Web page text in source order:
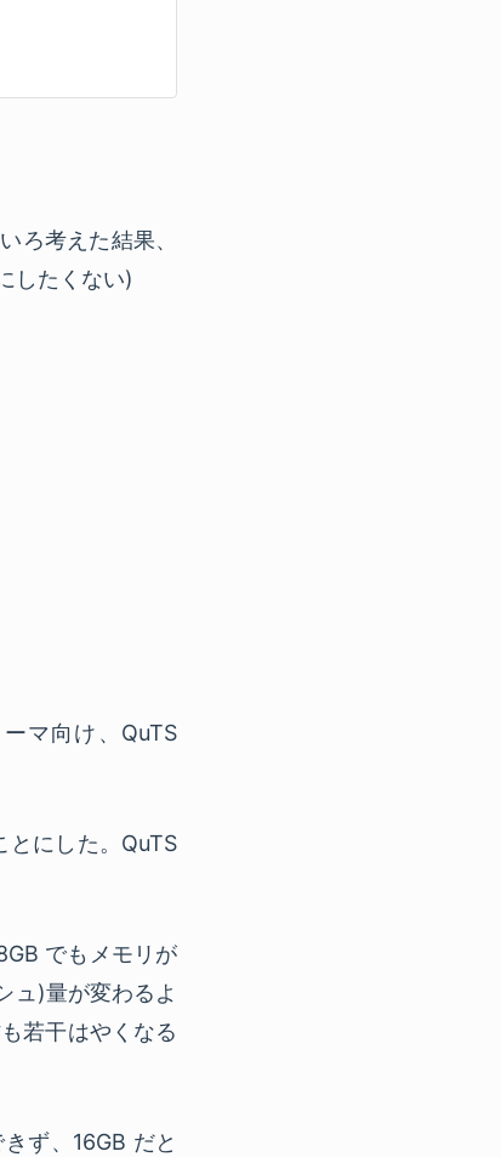
ろ考えた結果、
したくない)
マ向け、QuTS
とにした。QuTS
でもメモリが
ュ)量が変わるよ
若干はやくなる
ず、16GB だと